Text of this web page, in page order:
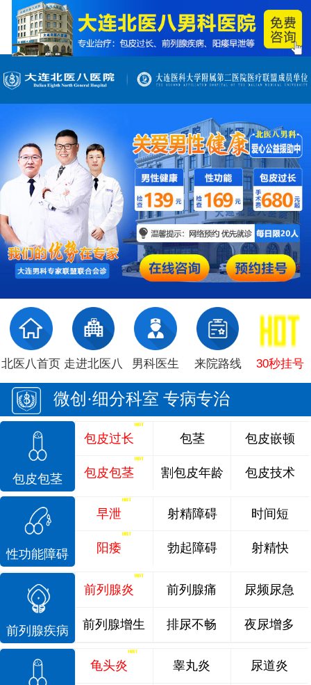
北医八首页 走进北医八 男科医生 来院路线 30秒挂号
微创·细分科室 专病专治
包皮包茎
包皮过长
包皮包茎
包茎
割包皮年龄
包皮嵌顿
包皮技术
性功能障碍
早泄
阳痿
射精障碍
勃起障碍
时间短
射精快
前列腺疾病
前列腺炎 前列腺痛 尿频尿急
前列腺增生 排尿不畅 夜尿增多
龟头炎 睾丸炎 尿道炎